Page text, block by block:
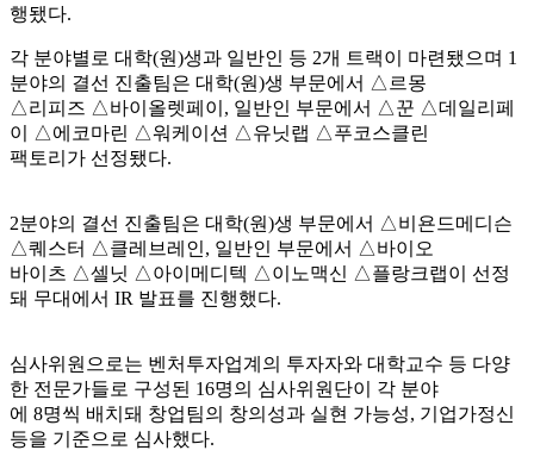
행됐다.
각 분야별로 대학(원)생과 일반인 등 2개 트랙이 마련됐으며 1
분야의 결선 진출팀은 대학(원)생 부문에서 △르몽
△리피즈 △바이올렛페이, 일반인 부문에서 △꾼 △데일리페
이 △에코마린 △워케이션 △유닛랩 △푸코스클린
팩토리가 선정됐다.
2분야의 결선 진출팀은 대학(원)생 부문에서 △비욘드메디슨
△퀘스터 △클레브레인, 일반인 부문에서 △바이오
바이츠 △셀닛 △아이메디텍 △이노맥신 △플랑크랩이 선정
돼 무대에서 IR 발표를 진행했다.
심사위원으로는 벤처투자업계의 투자자와 대학교수 등 다양
한 전문가들로 구성된 16명의 심사위원단이 각 분야
에 8명씩 배치돼 창업팀의 창의성과 실현 가능성, 기업가정신
등을 기준으로 심사했다.